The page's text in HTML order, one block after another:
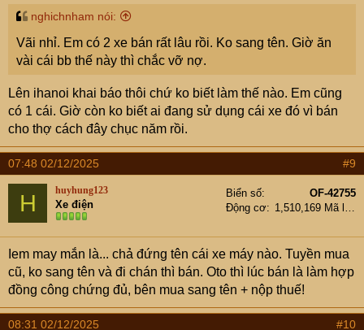
nghichnham nói:
Vãi nhỉ. Em có 2 xe bán rất lâu rồi. Ko sang tên. Giờ ăn
vài cái bb thế này thì chắc vỡ nợ.
Lên ihanoi khai báo thôi chứ ko biết làm thế nào. Em cũng
có 1 cái. Giờ còn ko biết ai đang sử dụng cái xe đó vì bán
cho thợ cách đây chục năm rồi.
07:48 02/12/2025 #9
H huyhung123
Xe điện
Biển số
OF-42755
Động cơ
1,510,169 Mã lực
Iem may mắn là... chả đứng tên cái xe máy nào. Tuyền mua
cũ, ko sang tên và đi chán thì bán. Oto thì lúc bán là làm hợp
đồng công chứng đủ, bên mua sang tên + nộp thuế!
08:31 02/12/2025 #10